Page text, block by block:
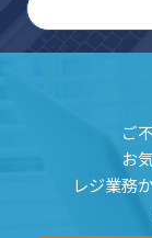
ご
お
レジ業務